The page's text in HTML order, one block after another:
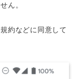
ん。
約などに同意して